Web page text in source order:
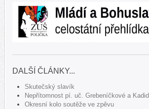
DALŠÍ ČLÁNKY...
Skutečský slavík
Nepřítomnost pí. uč. Grebeníčkové a
Okresní kolo soutěže ve zpěvu